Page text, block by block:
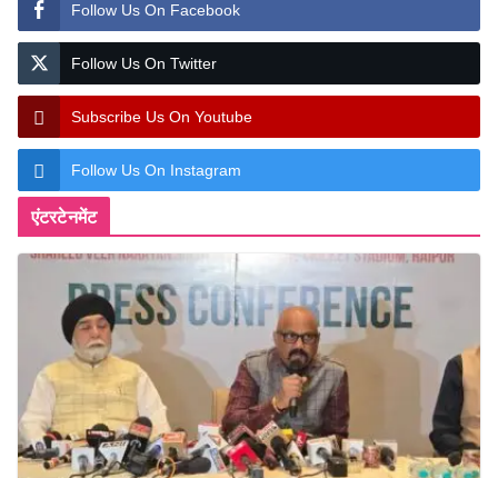
Follow Us On Facebook
Follow Us On Twitter
Subscribe Us On Youtube
Follow Us On Instagram
एंटरटेनमेंट